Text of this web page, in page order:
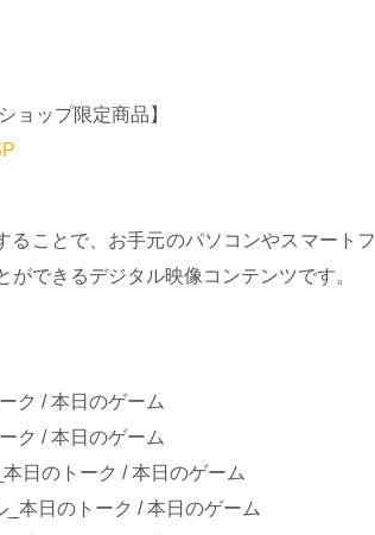
ョップ限定商品】
ことで、お手元のパソコンやスマートフ
できるデジタル映像コンテンツです。
ク / 本日のゲーム
ク / 本日のゲーム
日のトーク / 本日のゲーム
本日のトーク / 本日のゲーム